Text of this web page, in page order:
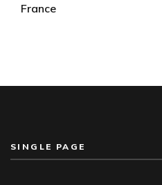
France
SINGLE PAGE